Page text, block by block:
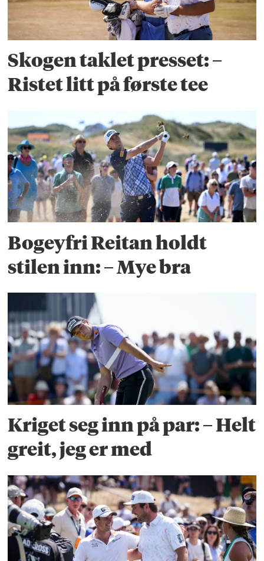
Skogen taklet presset: –
Ristet litt på første tee
Bogeyfri Reitan holdt
stilen inn: – Mye bra
Kriget seg inn på par: – Helt
greit, jeg er med